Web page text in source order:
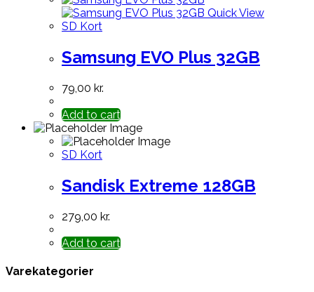
Quick View
SD Kort
Samsung EVO Plus 32GB
79,00 kr.
Add to cart
SD Kort
Sandisk Extreme 128GB
279,00 kr.
Add to cart
Varekategorier